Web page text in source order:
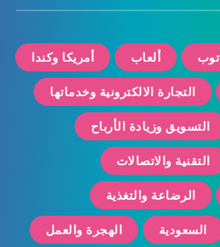
توب ألعاب أمريكا وكندا
التجارة الالكترونية وخدماتها
التسويق وزيادة الأرباح
التقنية والاتصالات
الرضاعة والتغذية
السعودية الهجرة والعمل